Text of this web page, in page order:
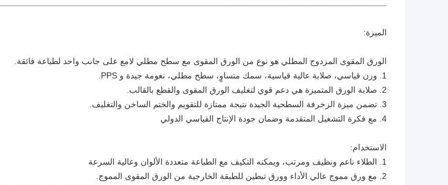
الميزة:
الورق المقوى المزدوج المطلي هو نوع من الورق المقوى مع سطح مطلي لامع على جانب واحد لطباعة فائقة.
1. وزن قياسي، صلابة عالية قياسية، سمك متساوٍ، سطح مطلي، نعومة جيدة و PPS.
2. صلابة الورق المتميزة هي دعم قوي لتغليف الورق المقوى والقطع بالقالب.
3. تضمن ميزة الزخرفة السطحية الجيدة نتيجة ممتازة للتقويم والختم الساخن والتغليف.
4. مع فكرة التشغيل المتقدمة وضمان جودة الإنتاج القياسي الدولي
الاستخدام:
1. الطلاء ناعم ونظيف ومرتب، ويمكنه التكيف مع الطباعة متعددة الألوان وعالية السرعة
2. مع ورق مموج عالي الأداء وورق تبطين للطبقة الخارجية من الورق المقوى المموج.